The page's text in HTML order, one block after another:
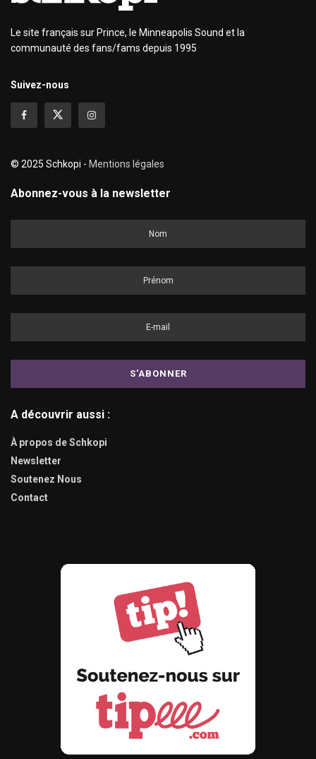
Le site français sur Prince, le Minneapolis Sound et la
communauté des fans/fams depuis 1995
Suivez-nous
© 2025 Schkopi - Mentions légales
Abonnez-vous à la newsletter
A découvrir aussi :
À propos de Schkopi
Newsletter
Soutenez Nous
Contact